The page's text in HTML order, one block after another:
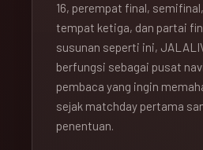
16, perempat final,
tempat ketiga, dan partai
susunan seperti ini,
berfungsi sebagai pusat
pembaca yang ingin
sejak matchday pertama
penentuan.